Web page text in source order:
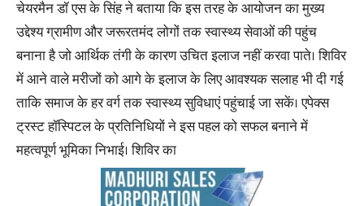
चेयरमैन डॉ एस के सिंह ने बताया कि इस तरह के आयोजन का मुख्य
उद्देश्य ग्रामीण और जरूरतमंद लोगों तक स्वास्थ्य सेवाओं की पहुंच
बनाना है जो आर्थिक तंगी के कारण उचित इलाज नहीं करवा पाते। शिविर
में आने वाले मरीजों को आगे के इलाज के लिए आवश्यक सलाह भी दी गई
ताकि समाज के हर वर्ग तक स्वास्थ्य सुविधाएं पहुंचाई जा सकें। एपेक्स
ट्रस्ट हॉस्पिटल के प्रतिनिधियों ने इस पहल को सफल बनाने में
महत्वपूर्ण भूमिका निभाई। शिविर का